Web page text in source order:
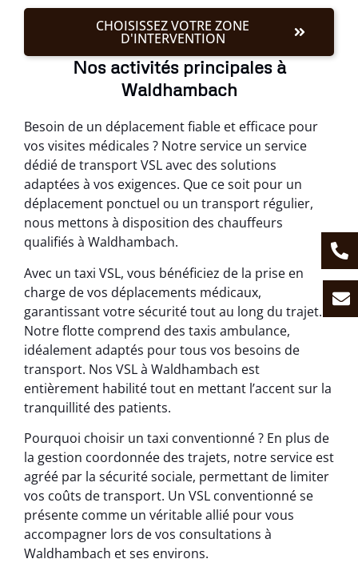
CHOISISSEZ VOTRE ZONE
D'INTERVENTION
Nos activités principales à
Waldhambach
Besoin de un déplacement fiable et efficace pour
vos visites médicales ? Notre service un service
dédié de transport VSL avec des solutions
adaptées à vos exigences. Que ce soit pour un
déplacement ponctuel ou un transport régulier,
nous mettons à disposition des chauffeurs
qualifiés à Waldhambach.
Avec un taxi VSL, vous bénéficiez de la prise en
charge de vos déplacements médicaux,
garantissant votre sécurité tout au long du trajet.
Notre flotte comprend des taxis ambulance,
idéalement adaptés pour tous vos besoins de
transport. Nos VSL à Waldhambach est
entièrement habilité tout en mettant l’accent sur la
tranquillité des patients.
Pourquoi choisir un taxi conventionné ? En plus de
la gestion coordonnée des trajets, notre service est
agréé par la sécurité sociale, permettant de limiter
vos coûts de transport. Un VSL conventionné se
présente comme un véritable allié pour vous
accompagner lors de vos consultations à
Waldhambach et ses environs.